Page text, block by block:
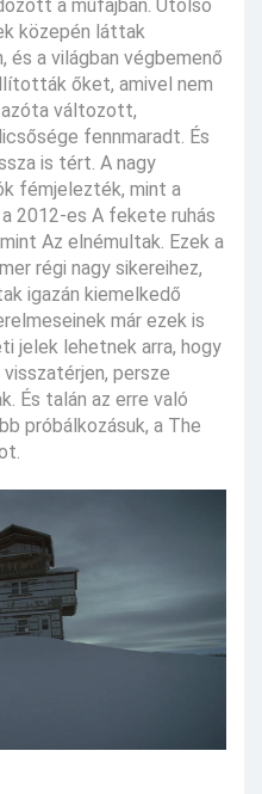
a műfajban. Utolsó
közepén láttak
és a világban végbemenő
őket, amivel nem
azóta változott,
fennmaradt. És
is tért. A nagy
fémjelezték, mint a
2012-es A fekete ruhás
Az elnémultak. Ezek a
régi nagy sikereihez,
igazán kiemelkedő
már ezek is
jelek lehetnek arra, hogy
persze
És talán az erre való
próbálkozásuk, a The